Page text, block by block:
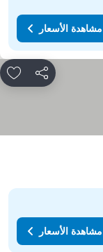
مشاهدة الأسعار
مشاركة
مشاهدة الأسعار